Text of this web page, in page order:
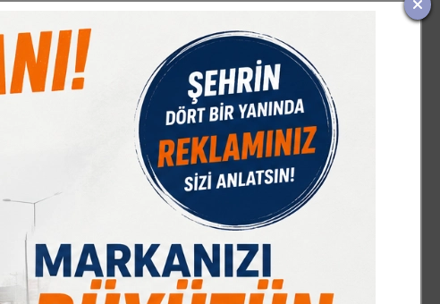
BIST 100
17603,28
%0,44
DOLAR
47,59
% 0,06
EURO
54,84
% -0,13
GRAM ALTIN
6498,23
% 0,10
% 0,00